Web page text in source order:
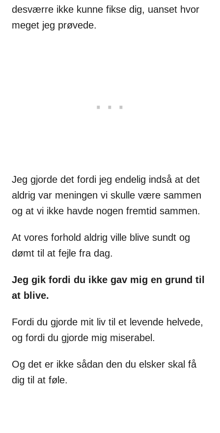
desværre ikke kunne fikse dig, uanset hvor
meget jeg prøvede.
Jeg gjorde det fordi jeg endelig indså at det
aldrig var meningen vi skulle være sammen
og at vi ikke havde nogen fremtid sammen.
At vores forhold aldrig ville blive sundt og
dømt til at fejle fra dag.
Jeg gik fordi du ikke gav mig en grund til
at blive.
Fordi du gjorde mit liv til et levende helvede,
og fordi du gjorde mig miserabel.
Og det er ikke sådan den du elsker skal få
dig til at føle.